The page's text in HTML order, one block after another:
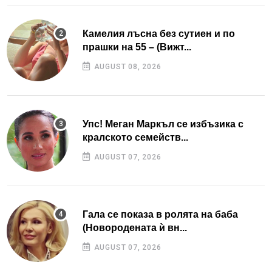
Камелия лъсна без сутиен и по
прашки на 55 – (Вижт...
AUGUST 08, 2026
Упс! Меган Маркъл се избъзика с
кралското семейств...
AUGUST 07, 2026
Гала се показа в ролята на баба
(Новородената ѝ вн...
AUGUST 07, 2026